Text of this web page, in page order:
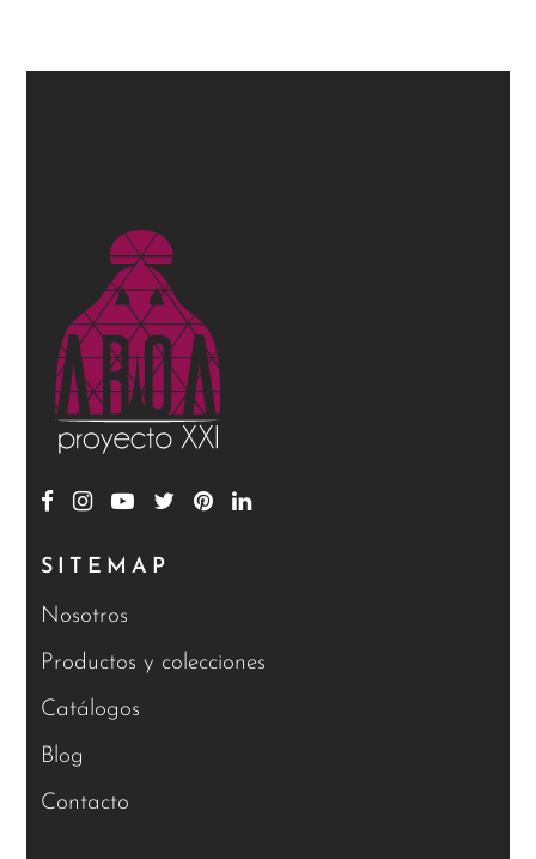
SITEMAP
Nosotros
Productos y colecciones
Catálogos
Blog
Contacto